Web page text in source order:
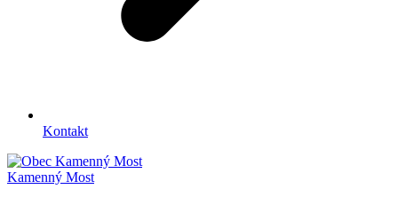
Kontakt
Kamenný Most